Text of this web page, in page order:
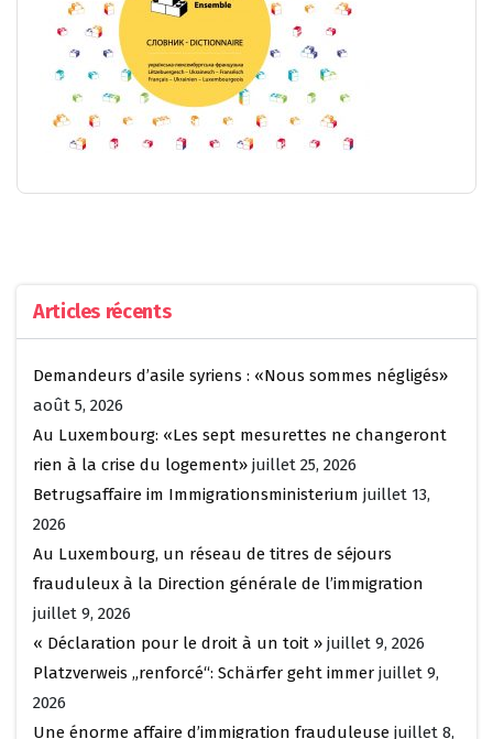
Articles récents
Demandeurs d’asile syriens : «Nous sommes négligés»
août 5, 2026
Au Luxembourg: «Les sept mesurettes ne changeront
rien à la crise du logement» juillet 25, 2026
Betrugsaffaire im Immigrationsministerium juillet 13,
2026
Au Luxembourg, un réseau de titres de séjours
frauduleux à la Direction générale de l’immigration
juillet 9, 2026
« Déclaration pour le droit à un toit » juillet 9, 2026
Platzverweis „renforcé“: Schärfer geht immer juillet 9,
2026
Une énorme affaire d’immigration frauduleuse juillet 8,